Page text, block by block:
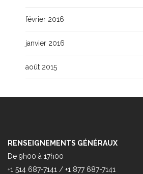
février 2016
janvier 2016
août 2015
RENSEIGNEMENTS GÉNÉRAUX
De 9h00 à 17h00
+1 514 687-7141 / +1 877 687-7141